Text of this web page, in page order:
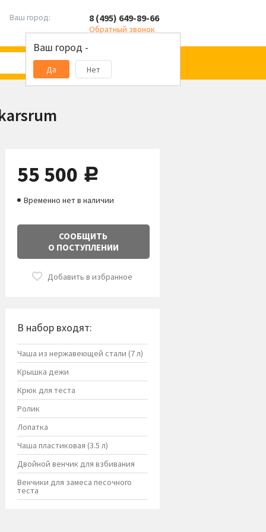
Ваш город:
Ваш город -
Да Нет
8 (495) 649-89-66
Обратный звонок
55 500 руб.
Временно нет в наличии
СООБЩИТЬ
О ПОСТУПЛЕНИИ
Добавить в избранное
В набор входят:
Чаша из нержавеющей стали (7 л)
Крышка дежи
Крюк для теста
Ролик
Лопатка
Чаша пластиковая (3.5 л)
Двойной венчик для взбивания
Венчики для замеса песочного
теста